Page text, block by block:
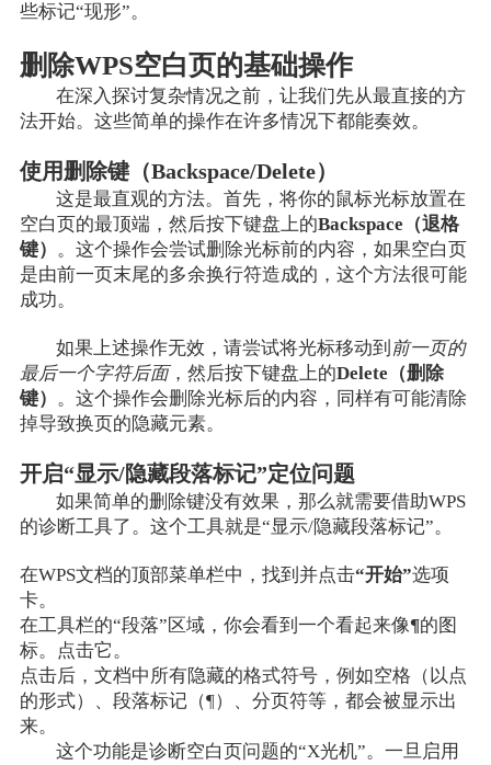
些标记“现形”。
删除WPS空白页的基础操作
在深入探讨复杂情况之前，让我们先从最直接的方
法开始。这些简单的操作在许多情况下都能奏效。
使用删除键（Backspace/Delete）
这是最直观的方法。首先，将你的鼠标光标放置在
空白页的最顶端，然后按下键盘上的Backspace（退格
键） 。这个操作会尝试删除光标前的内容，如果空白页
是由前一页末尾的多余换行符造成的，这个方法很可能
成功。
如果上述操作无效，请尝试将光标移动到 前一页的
最后一个字符后面，然后按下键盘上的Delete（删除
键） 。这个操作会删除光标后的内容，同样有可能清除
掉导致换页的隐藏元素。
开启“显示/隐藏段落标记”定位问题
如果简单的删除键没有效果，那么就需要借助WPS
的诊断工具了。这个工具就是“显示/隐藏段落标记”。
在WPS文档的顶部菜单栏中，找到并点击“开始”选项
卡。
在工具栏的“段落”区域，你会看到一个看起来像¶的图
标。点击它。
点击后，文档中所有隐藏的格式符号，例如空格（以点
的形式）、段落标记（¶）、分页符等，都会被显示出
来。
这个功能是诊断空白页问题的“X光机”。一旦启用